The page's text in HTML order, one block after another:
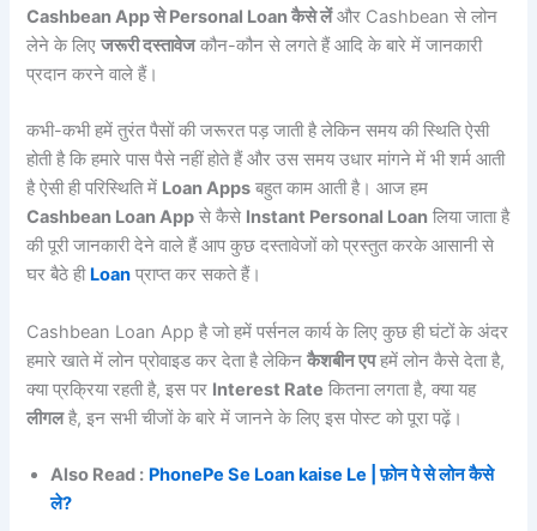
Cashbean App से Personal Loan कैसे लेंऔर Cashbean से लोन
लेने के लिएजरूरी दस्तावेजकौन-कौन से लगते हैं आदि के बारे में जानकारी
प्रदान करने वाले हैं।
कभी-कभी हमें तुरंत पैसों की जरूरत पड़ जाती है लेकिन समय की स्थिति ऐसी
होती है कि हमारे पास पैसे नहीं होते हैं और उस समय उधार मांगने में भी शर्म आती
है ऐसी ही परिस्थिति में Loan Apps बहुत काम आती है। आज हम
Cashbean Loan App से कैसे Instant Personal Loan लिया जाता है
की पूरी जानकारी देने वाले हैं आप कुछ दस्तावेजों को प्रस्तुत करके आसानी से
घर बैठे ही Loan प्राप्त कर सकते हैं।
Cashbean Loan App है जो हमें पर्सनल कार्य के लिए कुछ ही घंटों के अंदर
हमारे खाते में लोन प्रोवाइड कर देता है लेकिनकैशबीन एपहमें लोन कैसे देता है,
क्या प्रक्रिया रहती है, इस पर Interest Rate कितना लगता है, क्या यह
लीगलहै, इन सभी चीजों के बारे में जानने के लिए इस पोस्ट को पूरा पढ़ें।
Also Read : PhonePe Se Loan kaise Le | फ़ोन पे से लोन कैसे
ले?